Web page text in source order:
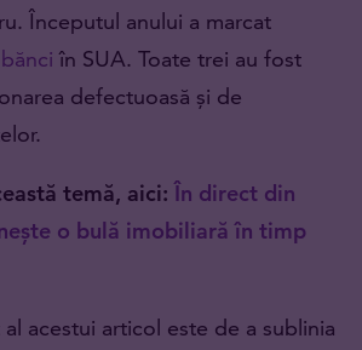
Începutul anului a marcat
în SUA. Toate trei au fost
defectuoasă și de
temă, aici: În direct din
o bulă imobiliară în timp
acestui articol este de a sublinia